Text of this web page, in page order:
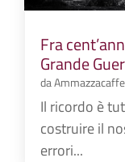
Fra
Grande
daAmmazzacaffe
Il ricordo è
costruire il
errori...